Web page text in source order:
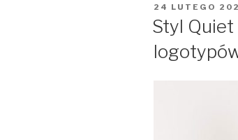
OPUBLIKOWANE
24 LUTEGO
Styl